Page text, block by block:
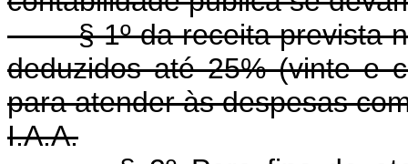
§ 1º da receita prevista
deduzidos até 25% (vinte e
para atender às despesas
I.A.A.